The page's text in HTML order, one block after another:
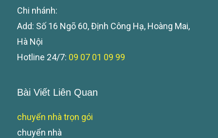
Chi nhánh:
Add: Số 16 Ngõ 60, Định Công Hạ, Hoàng Mai,
Hà Nội
Hotline 24/7: 09 07 01 09 99
Bài Viết Liên Quan
chuyển nhà trọn gói
chuyển nhà